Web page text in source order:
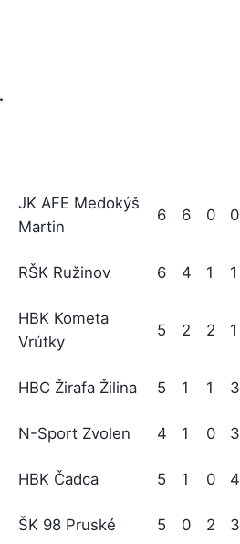
JK AFE Medokýš
Martin
6 6 0 0
RŠK Ružinov 6 4 1 1
HBK Kometa
Vrútky
5 2 2 1
HBC Žirafa Žilina 5 1 1 3
N-Sport Zvolen 4 1 0 3
HBK Čadca 5 1 0 4
ŠK 98 Pruské 5 0 2 3